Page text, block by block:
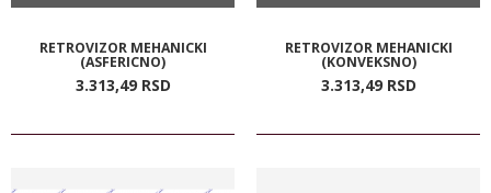
RETROVIZOR MEHANICKI
(ASFERICNO)
3.313,49 RSD
RETROVIZOR MEHANICKI
(KONVEKSNO)
3.313,49 RSD